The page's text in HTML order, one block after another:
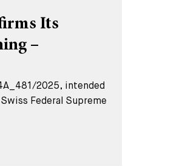
Its
–
2025, intended
Federal Supreme